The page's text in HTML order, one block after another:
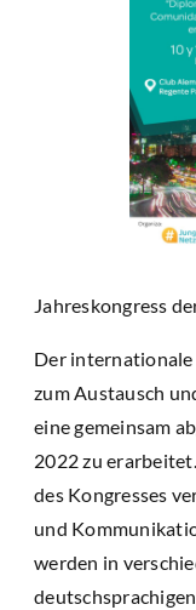
Jahreskongress
Der internationale
zum Austausch
eine gemeinsam
2022 zu
des Kongresses
und
werden in